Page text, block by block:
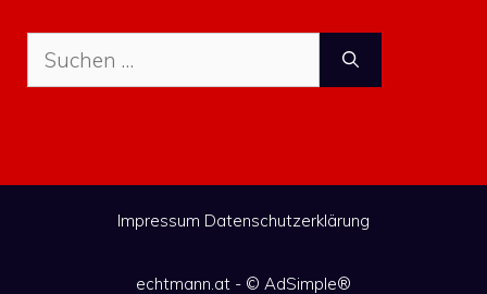
Suche
nach:
Impressum Datenschutzerklärung
echtmann.at - © AdSimple®